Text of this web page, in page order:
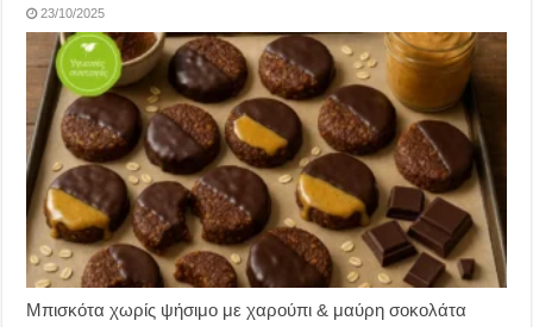
23/10/2025
Μπισκότα χωρίς ψήσιμο με χαρούπι & μαύρη σοκολάτα